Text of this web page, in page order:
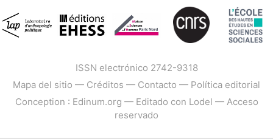
ISSN electrónico 2742-9318
Mapa del sitio — Créditos — Contacto — Política editorial
Conception : Edinum.org — Editado con Lodel — Acceso
reservado